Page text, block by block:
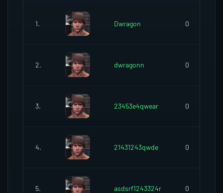
1. Dwragon 0
2. dwragonn 0
3. 23453e4qwear 0
4. 21431243qwde 0
5. asdsrf1243324r 0